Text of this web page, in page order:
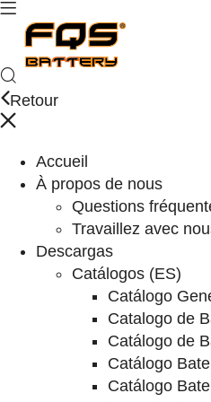
Retour
Accueil
À propos de nous
Questions
Travaillez avec
Descargas
Catálogos (ES)
Catálogo
Catalogo de
Catálogo de
Catálogo
Catálogo